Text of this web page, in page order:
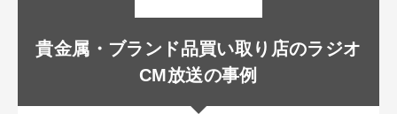
貴金属・ブランド品買い取り店のラジオ
CM放送の事例